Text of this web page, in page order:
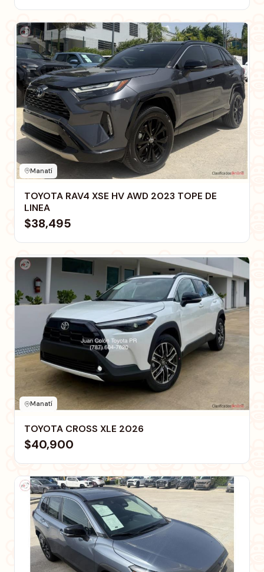
Manatí
TOYOTA RAV4 XSE HV AWD 2023 TOPE DE
LINEA
$38,495
Manatí
TOYOTA CROSS XLE 2026
$40,900